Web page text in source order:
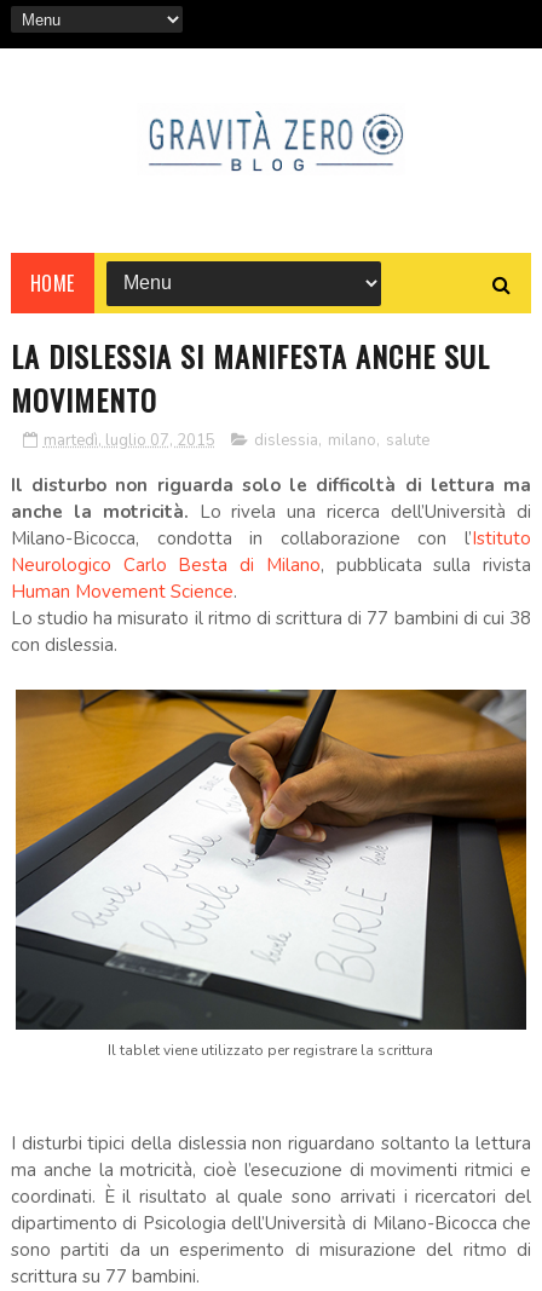
HOME
LA DISLESSIA SI MANIFESTA ANCHE SUL
MOVIMENTO
martedì, luglio 07, 2015 dislessia, milano, salute
Il disturbo non riguarda solo le difficoltà di lettura ma
anche la motricità. Lo rivela una ricerca dell’Università di
Milano-Bicocca, condotta in collaborazione con l’Istituto
Neurologico Carlo Besta di Milano, pubblicata sulla rivista
Human Movement Science.
Lo studio ha misurato il ritmo di scrittura di 77 bambini di cui 38
con dislessia.
Il tablet viene utilizzato per registrare la scrittura
I disturbi tipici della dislessia non riguardano soltanto la lettura
ma anche la motricità, cioè l’esecuzione di movimenti ritmici e
coordinati. È il risultato al quale sono arrivati i ricercatori del
dipartimento di Psicologia dell’Università di Milano-Bicocca che
sono partiti da un esperimento di misurazione del ritmo di
scrittura su 77 bambini.